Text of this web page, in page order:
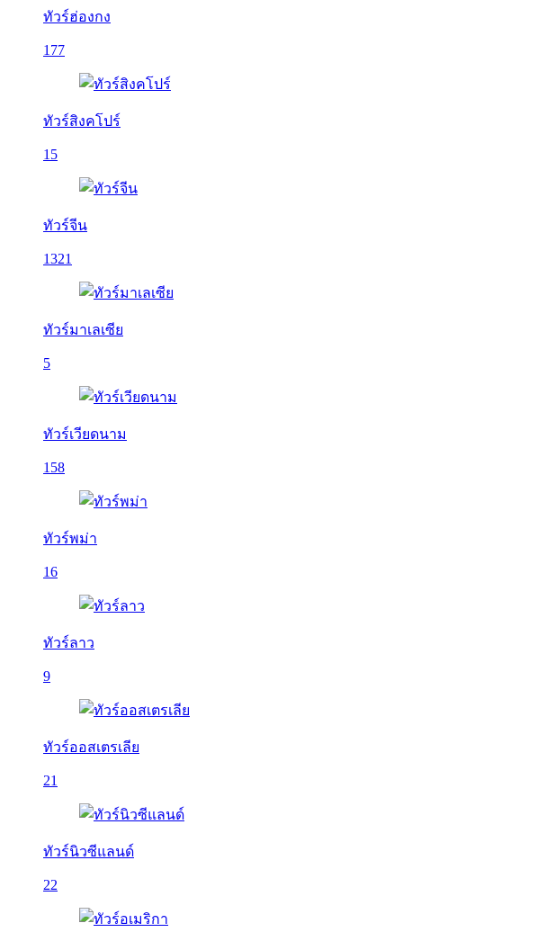
ทัวร์ฮ่องกง
177
ทัวร์สิงคโปร์
15
ทัวร์จีน
1321
ทัวร์มาเลเซีย
5
ทัวร์เวียดนาม
158
ทัวร์พม่า
16
ทัวร์ลาว
9
ทัวร์ออสเตรเลีย
21
ทัวร์นิวซีแลนด์
22